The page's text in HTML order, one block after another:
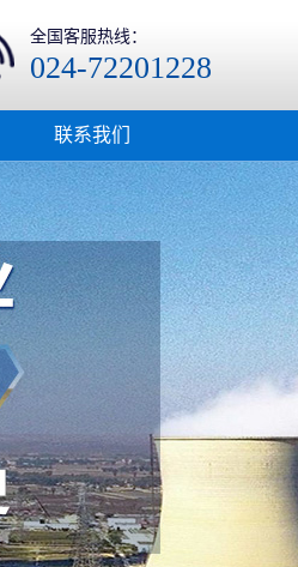
全国客服热线：
024-72201228
联系我们